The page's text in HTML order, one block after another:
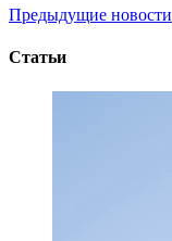
Предыдущие новости
Статьи